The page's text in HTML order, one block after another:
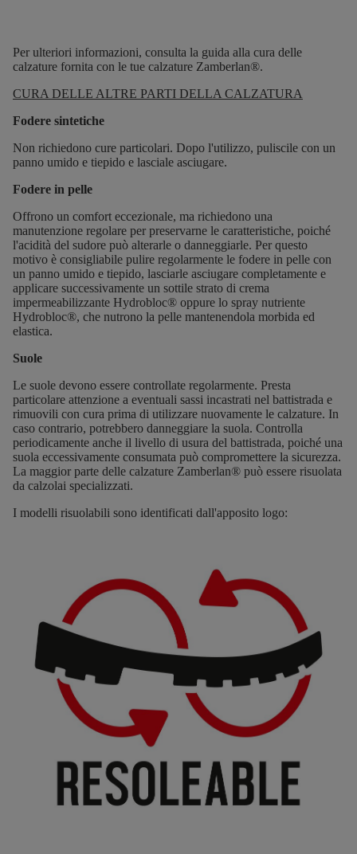
Per ulteriori informazioni, consulta la guida alla cura delle
calzature fornita con le tue calzature Zamberlan®.
CURA DELLE ALTRE PARTI DELLA CALZATURA
Fodere sintetiche
Non richiedono cure particolari. Dopo l'utilizzo, puliscile con un
panno umido e tiepido e lasciale asciugare.
Fodere in pelle
Offrono un comfort eccezionale, ma richiedono una
manutenzione regolare per preservarne le caratteristiche, poiché
l'acidità del sudore può alterarle o danneggiarle. Per questo
motivo è consigliabile pulire regolarmente le fodere in pelle con
un panno umido e tiepido, lasciarle asciugare completamente e
applicare successivamente un sottile strato di crema
impermeabilizzante Hydrobloc® oppure lo spray nutriente
Hydrobloc®, che nutrono la pelle mantenendola morbida ed
elastica.
Suole
Le suole devono essere controllate regolarmente. Presta
particolare attenzione a eventuali sassi incastrati nel battistrada e
rimuovili con cura prima di utilizzare nuovamente le calzature. In
caso contrario, potrebbero danneggiare la suola. Controlla
periodicamente anche il livello di usura del battistrada, poiché una
suola eccessivamente consumata può compromettere la sicurezza.
La maggior parte delle calzature Zamberlan® può essere risuolata
da calzolai specializzati.
I modelli risuolabili sono identificati dall'apposito logo: